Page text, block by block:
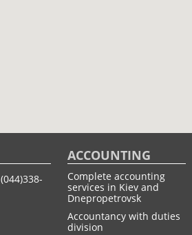
(044)338-
ACCOUNTING
Complete accounting
services in Kiev and
Dnepropetrovsk
Accountancy with duties
division